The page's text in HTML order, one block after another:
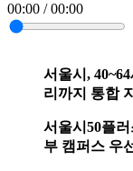
00:00 / 00:00
서울시,
리까지 통합
서울시50플러
부 캠퍼스 우